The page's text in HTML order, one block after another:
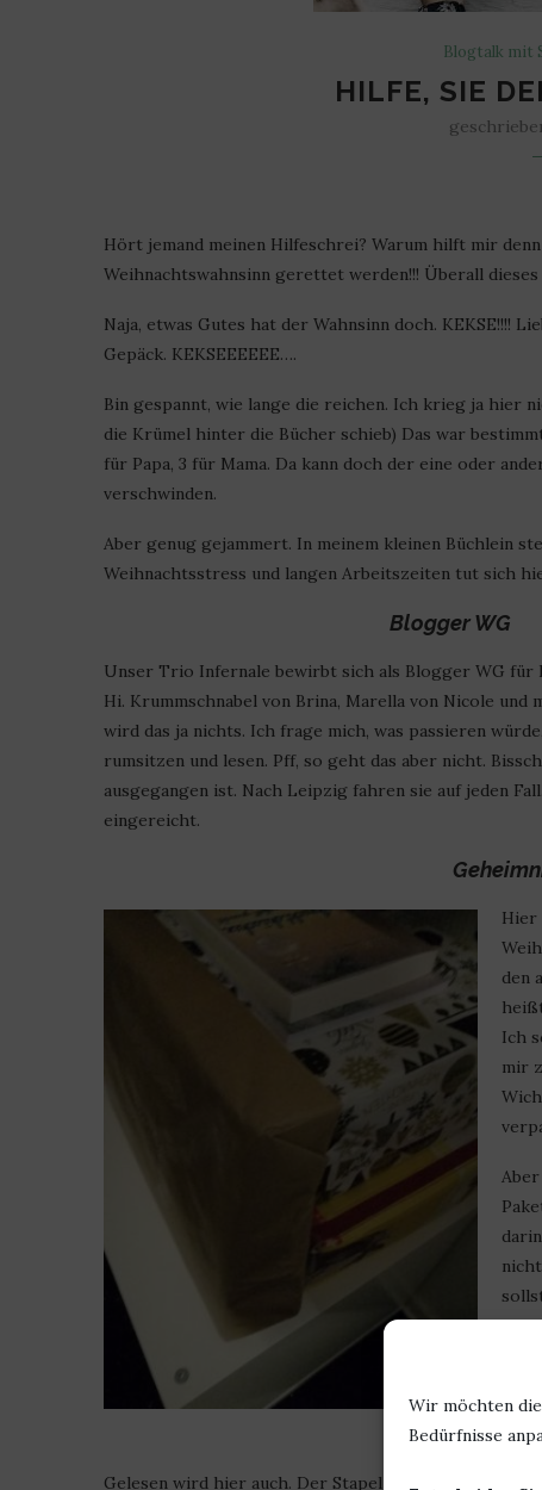
Wir möchten
Bedürfnisse
Blogtalk mit
HILFE, SIE
Hört jemand meinen Hilfeschrei? Warum hilft mir
Weihnachtswahnsinn gerettet werden!!! Überall
Naja, etwas Gutes hat der Wahnsinn doch. KEKSE!!!!
Gepäck. KEKSEEEEEE….
Bin gespannt, wie lange die reichen. Ich krieg ja hier
die Krümel hinter die Bücher schieb) Das war
für Papa, 3 für Mama. Da kann doch der eine oder
verschwinden.
Aber genug gejammert. In meinem kleinen Büchlein
Weihnachtsstress und langen Arbeitszeiten tut sich
Blogger WG
Unser Trio Infernale bewirbt sich als Blogger WG für
Hi. Krummschnabel von Brina, Marella von Nicole und
wird das ja nichts. Ich frage mich, was passieren
rumsitzen und lesen. Pff, so geht das aber nicht.
ausgegangen ist. Nach Leipzig fahren sie auf jeden
eingereicht.
Hier
den
Ich
mir
Gelesen wird hier auch. Der Stapel nimmt merklich